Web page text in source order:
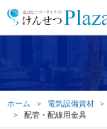
ホーム 電気設備資材
配管・配線用金具